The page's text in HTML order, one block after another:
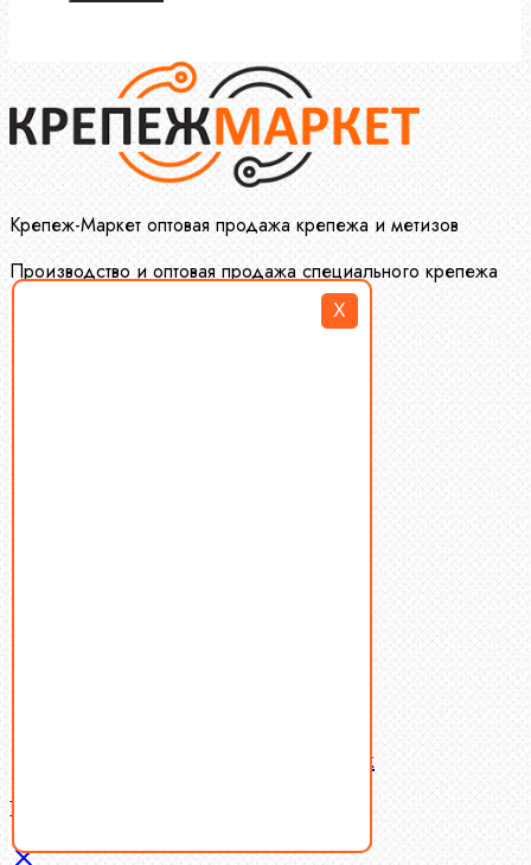
X
Крепеж-Маркет оптовая продажа крепежа и метизов
Производство и оптовая продажа специального крепежа
Латунный и бронзовый крепеж
Ваша корзина